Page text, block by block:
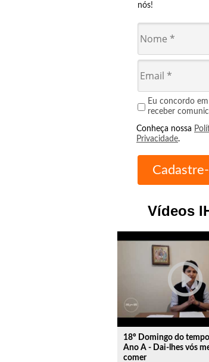
nós!
Eu concordo em
receber
Conheça nossa
Privacidade.
Vídeos
play_circle_outline
18º Domingo do
Ano A - Dai-lhes vós
comer